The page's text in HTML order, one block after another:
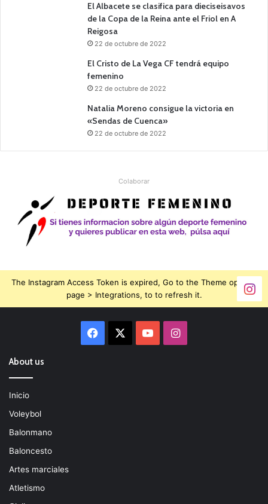
El Albacete se clasifica para dieciseisavos
de la Copa de la Reina ante el Friol en A
Reigosa
22 de octubre de 2022
El Cristo de La Vega CF tendrá equipo
femenino
22 de octubre de 2022
Natalia Moreno consigue la victoria en
«Sendas de Cuenca»
22 de octubre de 2022
Colaborar
The Instagram Access Token is expired, Go to the Theme options
page > Integrations, to to refresh it.
Facebook YouTubeInstagram
About us
Inicio
Voleybol
Balonmano
Baloncesto
Artes marciales
Atletismo